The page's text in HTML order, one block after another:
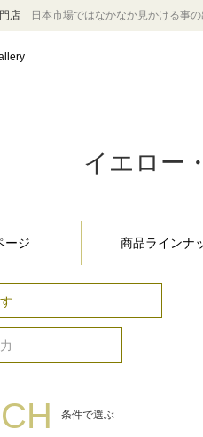
門店 日本市場ではなかなか見かける事
イエロー
ージ 商品ラインナ
条件で選ぶ